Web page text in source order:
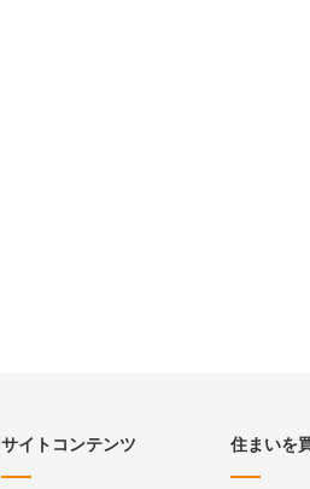
サイトコンテンツ 住まいを